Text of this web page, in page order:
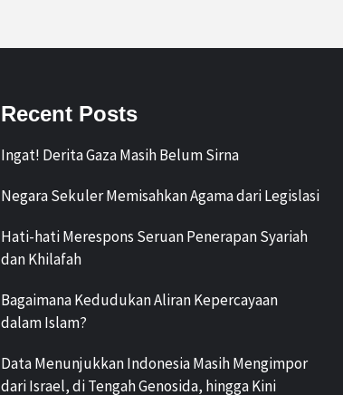
Recent Posts
Ingat! Derita Gaza Masih Belum Sirna
Negara Sekuler Memisahkan Agama dari Legislasi
Hati-hati Merespons Seruan Penerapan Syariah
dan Khilafah
Bagaimana Kedudukan Aliran Kepercayaan
dalam Islam?
Data Menunjukkan Indonesia Masih Mengimpor
dari Israel, di Tengah Genosida, hingga Kini